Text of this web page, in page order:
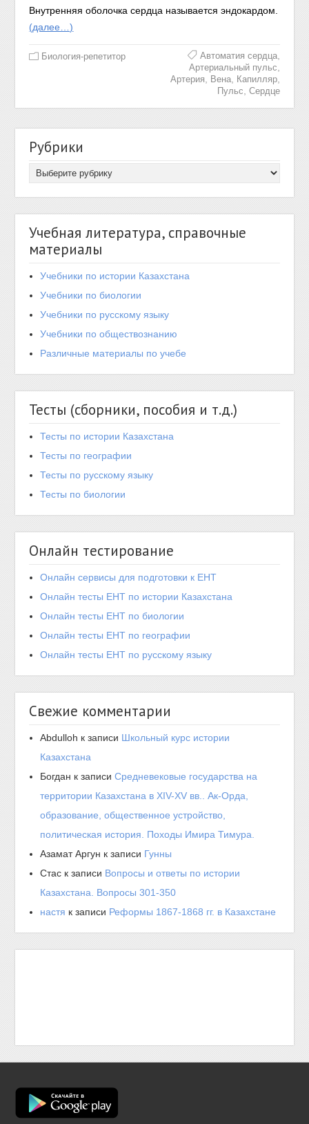
Внутренняя оболочка сердца называется эндокардом.
(далее…)
Биология-репетитор Автоматия сердца,
Артериальный пульс
Артерия Вена, Капилляр,
Пульс Сердце
Рубрики
Учебная литература, справочные
материалы
Учебники по истории Казахстана
Учебники по биологии
Учебники по русскому языку
Учебники по обществознанию
Различные материалы по учебе
Тесты (сборники, пособия и т.д.)
Тесты по истории Казахстана
Тесты по географии
Тесты по русскому языку
Тесты по биологии
Онлайн тестирование
Онлайн сервисы для подготовки к ЕНТ
Онлайн тесты ЕНТ по истории Казахстана
Онлайн тесты ЕНТ по биологии
Онлайн тесты ЕНТ по географии
Онлайн тесты ЕНТ по русскому языку
Свежие комментарии
Abdulloh к записи Школьный курс истории
Казахстана
Богдан к записиСредневековые государства на
территории Казахстана в XIV-XV вв.. Ак-Орда,
образование, общественное устройство,
политическая история. Походы Имира Тимура.
Азамат Аргун к записи Гунны
Стас к записи Вопросы и ответы по истории
Казахстана. Вопросы 301-350
настя к записи Реформы 1867-1868 гг. в Казахстане